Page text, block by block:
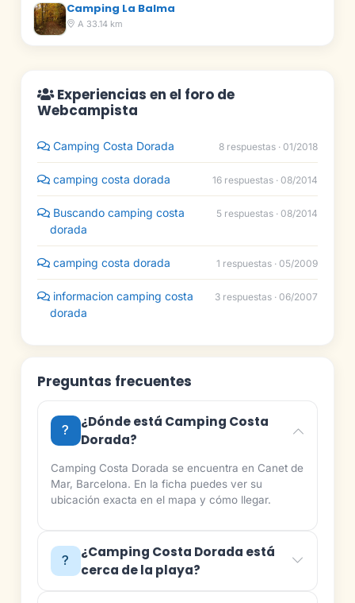
Camping La Balma
A 33.14 km
Experiencias en el foro de
Webcampista
Camping Costa Dorada 8 respuestas · 01/2018
camping costa dorada 16 respuestas · 08/2014
Buscando camping costa
dorada
5 respuestas · 08/2014
camping costa dorada 1 respuestas · 05/2009
informacion camping costa
dorada
3 respuestas · 06/2007
Preguntas frecuentes
¿Dónde está Camping Costa
Dorada?
Camping Costa Dorada se encuentra en Canet de
Mar, Barcelona. En la ficha puedes ver su
ubicación exacta en el mapa y cómo llegar.
¿Camping Costa Dorada está
cerca de la playa?